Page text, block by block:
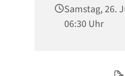
Samstag, 26.
06:30 Uhr